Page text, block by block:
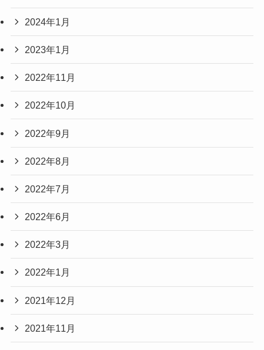
2024年1月
2023年1月
2022年11月
2022年10月
2022年9月
2022年8月
2022年7月
2022年6月
2022年3月
2022年1月
2021年12月
2021年11月